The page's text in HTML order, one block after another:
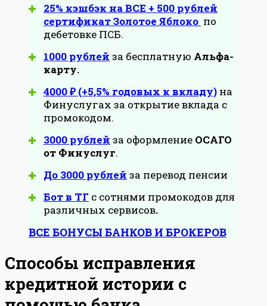
25% кэшбэк на ВСЕ + 500 рублей
сертификат Золотое Яблоко по
дебетовке ПСБ.
1000 рублей за бесплатную Альфа-
карту.
4000 ₽ (+5,5% годовых к вкладу) на
Финуслугах за открытие вклада с
промокодом.
3000 рублей за оформление ОСАГО
от Финуслуг.
До 3000 рублей за перевод пенсии
Бот в ТГ с сотнями промокодов для
различных сервисов.
ВСЕ БОНУСЫ БАНКОВ И БРОКЕРОВ
Способы исправления
кредитной истории с